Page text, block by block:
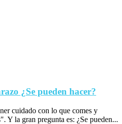
¿Se pueden hacer?
cuidado con lo que comes y
Y la gran pregunta es: ¿Se pueden...